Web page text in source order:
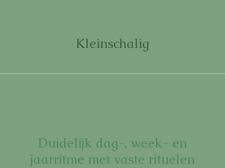
Kleinschalig
Duidelijk dag-, week- en
jaarritme met vaste rituelen